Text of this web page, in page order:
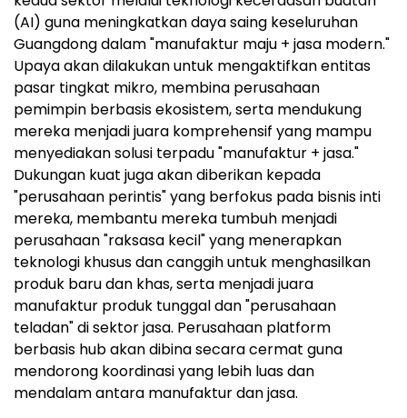
(AI) guna meningkatkan daya saing keseluruhan
Guangdong dalam "manufaktur maju + jasa modern."
Upaya akan dilakukan untuk mengaktifkan entitas
pasar tingkat mikro, membina perusahaan
pemimpin berbasis ekosistem, serta mendukung
mereka menjadi juara komprehensif yang mampu
menyediakan solusi terpadu "manufaktur + jasa."
Dukungan kuat juga akan diberikan kepada
"perusahaan perintis" yang berfokus pada bisnis inti
mereka, membantu mereka tumbuh menjadi
perusahaan "raksasa kecil" yang menerapkan
teknologi khusus dan canggih untuk menghasilkan
produk baru dan khas, serta menjadi juara
manufaktur produk tunggal dan "perusahaan
teladan" di sektor jasa. Perusahaan platform
berbasis hub akan dibina secara cermat guna
mendorong koordinasi yang lebih luas dan
mendalam antara manufaktur dan jasa.